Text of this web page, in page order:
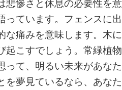
悲惨さと休息の必要性を意
っています。フェンスに出
な痛みを意味します。木に
起こすでしょう。常緑植物
って、明るい未来があなた
を夢見ているなら、あなた